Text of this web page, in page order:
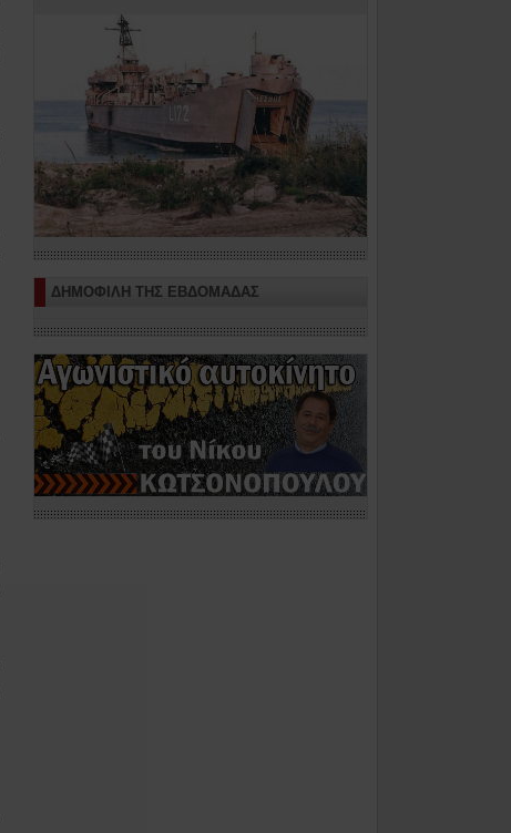
ΔΗΜΟΦΙΛΗ ΤΗΣ ΕΒΔΟΜΑΔΑΣ